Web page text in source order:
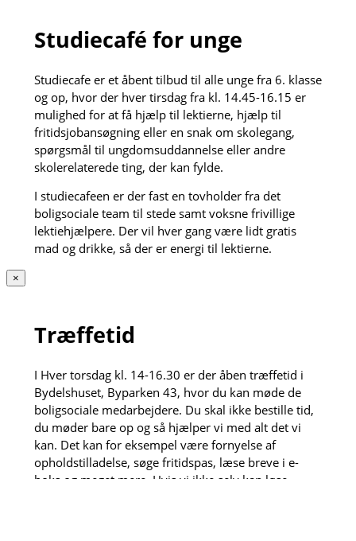
Studiecafé for unge
Studiecafe er et åbent tilbud til alle unge fra 6. klasse
og op, hvor der hver tirsdag fra kl. 14.45-16.15 er
mulighed for at få hjælp til lektierne, hjælp til
fritidsjobansøgning eller en snak om skolegang,
spørgsmål til ungdomsuddannelse eller andre
skolerelaterede ting, der kan fylde.
I studiecafeen er der fast en tovholder fra det
boligsociale team til stede samt voksne frivillige
lektiehjælpere. Der vil hver gang være lidt gratis
mad og drikke, så der er energi til lektierne.
×
Træffetid
I Hver torsdag kl. 14-16.30 er der åben træffetid i
Bydelshuset, Byparken 43, hvor du kan møde de
boligsociale medarbejdere. Du skal ikke bestille tid,
du møder bare op og så hjælper vi med alt det vi
kan. Det kan for eksempel være fornyelse af
opholdstilladelse, søge fritidspas, læse breve i e-
boks og meget mere. Hvis vi ikke selv kan løse